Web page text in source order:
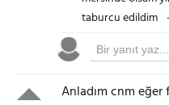
taburcu edildim
Anladım cnm